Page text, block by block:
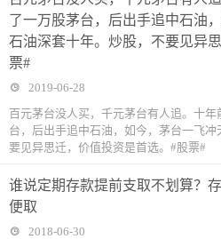
了一万股茅台，后出手追中石油
石油深套十年。炒股，不要见异
票#
2019-06-28
百元茅台没人买，千元茅台有人追。十
台，后出手追中石油，如今，茅台一飞
要见异思迁，价值投资是首选。#股票#
谁说定期存款提前支取不划算？
便取
2018-06-30